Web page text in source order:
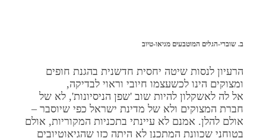
ב. שוברי-הגלים המוטבעים מגיאו-טיוב
הרעיון לנסות שיטה יחסית חדשנית בהגנת חופים
ומצוקים הינו לכשעצמו חיובי וראוי לבדיקה,
אל לה לאשקלון להיות שוב 'שפן הניסיונות', לא של
חברת המצוקים ולא של מדינת ישראל כפי שיוסבר –
אולם להלן. אמנם לא עיינתי בתכניות המקוריות, אולם
בטוחני שכוונת המתכנן לא היתה כזו שהגיאוטיובים